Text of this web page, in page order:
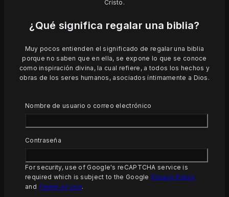
Cristo.
¿Qué significa regalar una biblia?
Muy pocos entienden el significado de regalar una biblia
porque no saben que en ella, se expone lo que se conoce
como inspiración divina, la cual refiere, a todos los hechos y
obras de los seres humanos, asociados íntimamente a Dios.
Llevando la Palabra de Dios a todo el Ecuador
Mundial de Sociedades Bíblicas Unidas y sirviendo en
Ecuador desde 1824. Ponemos la Palabra de Dios en las
manos de los ecuatorianos en todos los rincones de nuestro
materiales bíblicos y asistimos a la comunidad con proyectos
sociales, en donde La Biblia es prioritaria.
Nombre de usuario o correo electrónico
Contraseña
For security, use of Google's reCAPTCHA service is
required which is subject to the GooglePrivacy Policy
and Terms of Use.